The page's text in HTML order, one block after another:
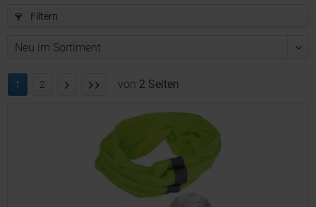
Filtern
1 2 von 2 Seiten